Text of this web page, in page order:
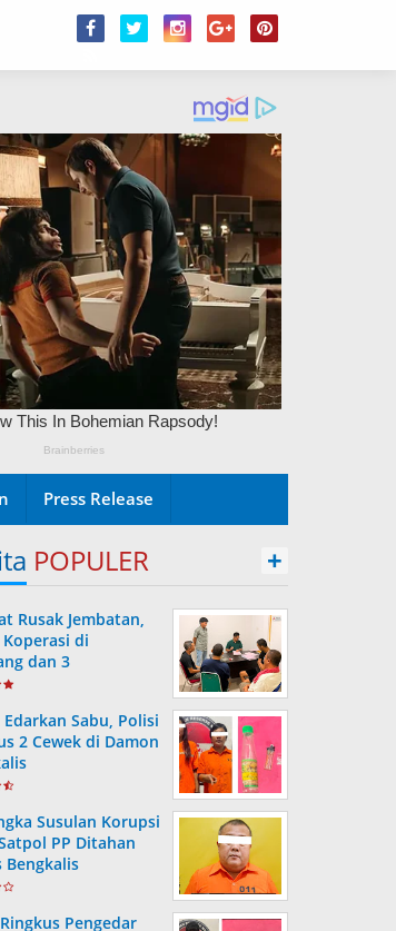
Press Release
POPULER +
Rusak Jembatan,
di
dan 3
Resmi Masuk
Sabu, Polisi
2 Cewek di Damon
Susulan Korupsi
PP Ditahan
Bengkalis
Pengedar